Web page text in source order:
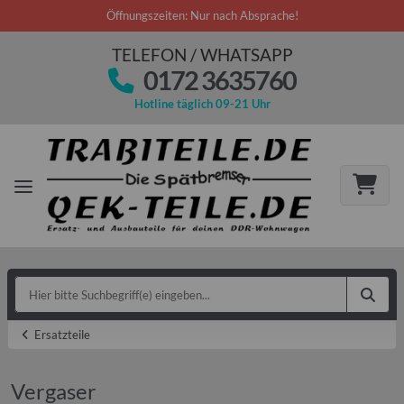
Öffnungszeiten: Nur nach Absprache!
TELEFON / WHATSAPP
0172 3635760
Hotline täglich 09-21 Uhr
Ersatzteile
Vergaser